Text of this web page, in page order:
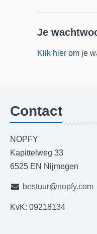
Je
Klik hier om je
Contact
NOPFY
Kapittelweg 33
6525 EN Nijmegen
bestuur@nopfy.com
KvK: 09218134